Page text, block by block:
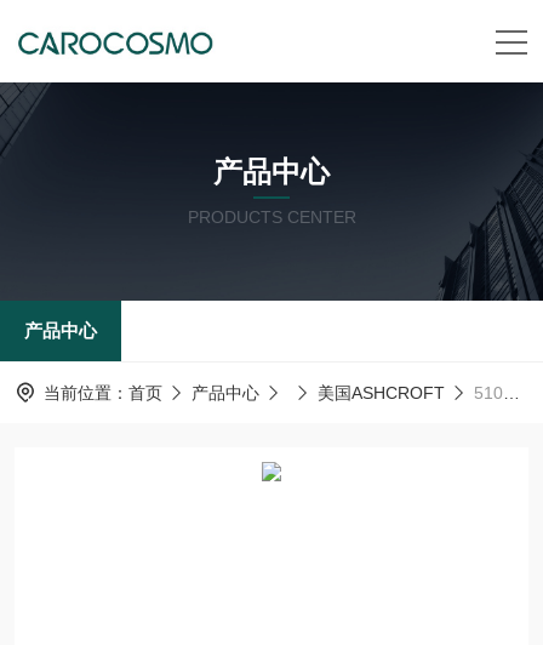
产品中心
PRODUCTS CENTER
产品中心
当前位置： 首页 产品中心 美国ASHCROFT 510C螺纹隔膜美国ashcroft雅斯科ASHCROFT